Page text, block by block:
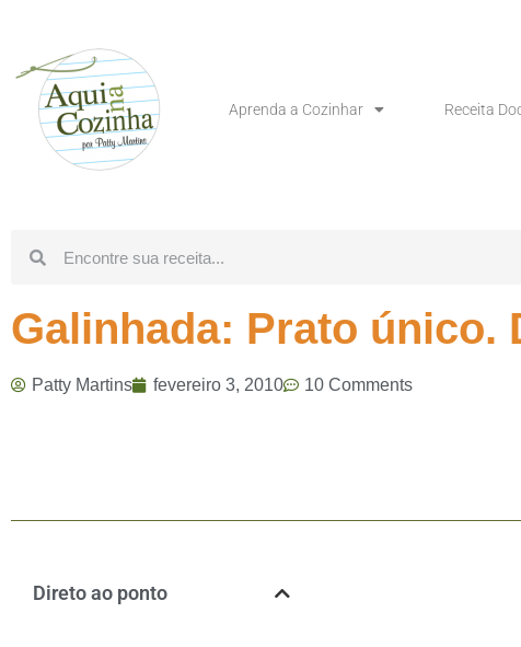
Aprenda a Cozinhar Receita
Galinhada: Prato único.
Patty Martins fevereiro 3, 2010 10 Comments
Direto ao ponto